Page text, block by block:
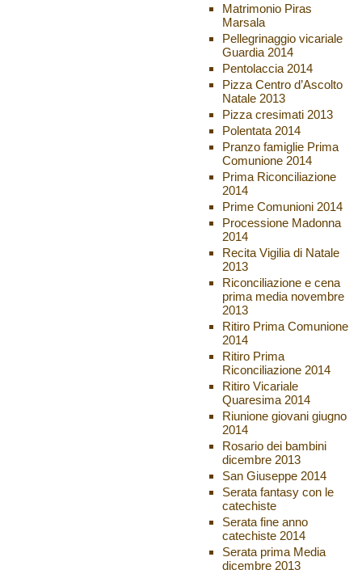
Matrimonio Piras
Marsala
Pellegrinaggio vicariale
Guardia 2014
Pentolaccia 2014
Pizza Centro d’Ascolto
Natale 2013
Pizza cresimati 2013
Polentata 2014
Pranzo famiglie Prima
Comunione 2014
Prima Riconciliazione
2014
Prime Comunioni 2014
Processione Madonna
2014
Recita Vigilia di Natale
2013
Riconciliazione e cena
prima media novembre
2013
Ritiro Prima Comunione
2014
Ritiro Prima
Riconciliazione 2014
Ritiro Vicariale
Quaresima 2014
Riunione giovani giugno
2014
Rosario dei bambini
dicembre 2013
San Giuseppe 2014
Serata fantasy con le
catechiste
Serata fine anno
catechiste 2014
Serata prima Media
dicembre 2013